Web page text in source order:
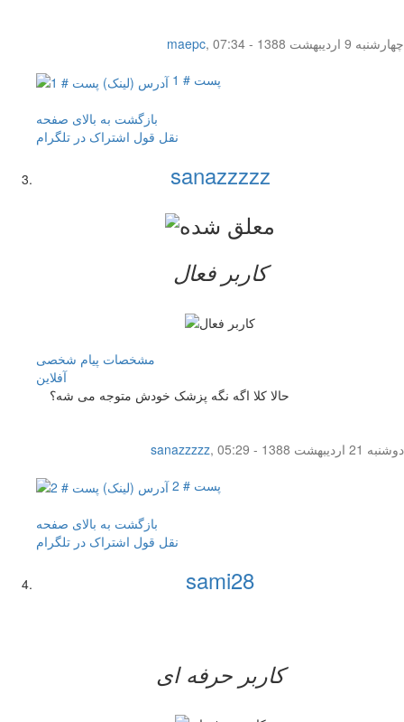
maepc,
چهار‌شنبه 9 اردیبهشت 1388 - 07:34
پست # 1
بازگشت به بالای صفحه
نقل قول اشتراک در تلگرام
sanazzzzz
کاربر فعال
مشخصات پیام شخصی
آفلاين
حالا کلا اگه نگه پزشک خودش متوجه می شه؟
sanazzzzz,
دوشنبه 21 اردیبهشت 1388 - 05:29
پست # 2
بازگشت به بالای صفحه
نقل قول اشتراک در تلگرام
sami28
کاربر حرفه ای